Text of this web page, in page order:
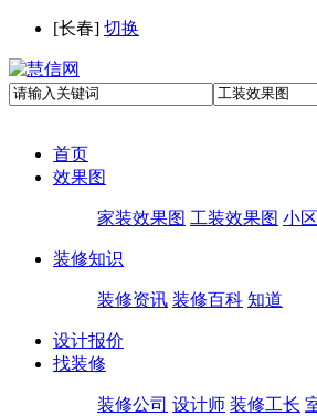
[长春] 切换
首页
效果图
家装效果图 工装效果图 小
装修知识
装修资讯 装修百科 知道
设计报价
找装修
装修公司 设计师 装修工长